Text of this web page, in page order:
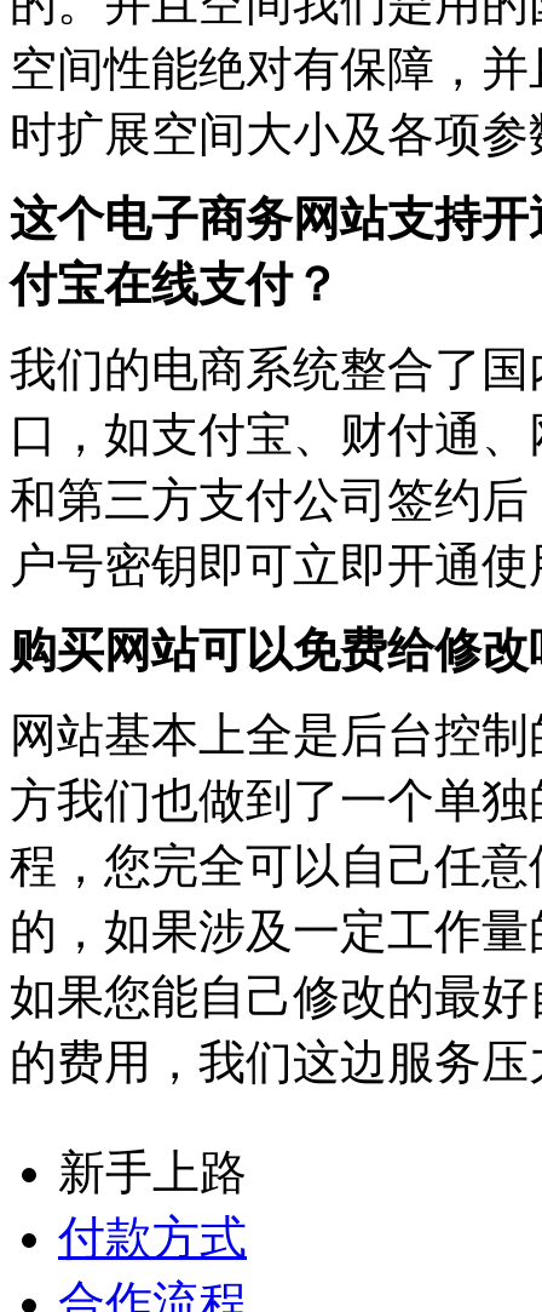
空间性能绝对有保障，
时扩展空间大小及各项参
这个电子商务网站支持
付宝在线支付？
我们的电商系统整合了
口，如支付宝、财付通
和第三方支付公司签约
户号密钥即可立即开通
购买网站可以免费给修改
网站基本上全是后台控
方我们也做到了一个单
程，您完全可以自己任
的，如果涉及一定工作
如果您能自己修改的最
的费用，我们这边服务
新手上路
付款方式